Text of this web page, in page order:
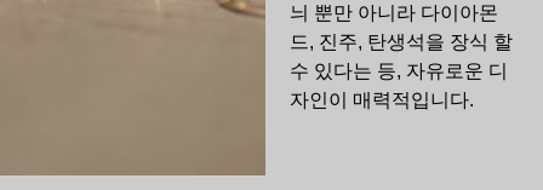
늬 뿐만 아니라 다이아몬
드, 진주, 탄생석을 장식 할
수 있다는 등, 자유로운 디
자인이 매력적입니다.